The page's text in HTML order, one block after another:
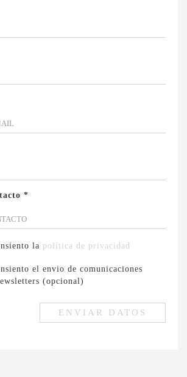
*
la política de privacidad
el envio de comunicaciones
(opcional)
ENVIAR DATOS